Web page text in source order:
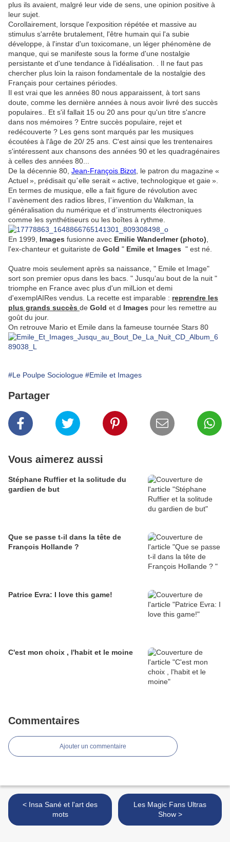
plus ils avaient, malgré leur vide de sens, une opinion positive à
leur sujet.
Corollairement, lorsque l'exposition répétée et massive au
stimulus s'arrête brutalement, l'être humain qui l'a subie
développe, à l'instar d'un toxicomane, un léger phénomène de
manque, qui se manifeste sous la forme d'une nostalgie
persistante et d'une tendance à l'idéalisation. . Il ne faut pas
chercher plus loin la raison fondamentale de la nostalgie des
Français pour certaines périodes.
Il est vrai que les années 80 nous apparaissent, à tort sans
doute, comme les dernière années à nous avoir livré des succès
populaires.. Et s'il fallait 15 ou 20 ans pour qu'un titre s'ancre
dans nos mémoires ? Entre succès populaire, rejet et
redécouverte ? Les gens sont marqués par les musiques
écoutées à l'âge de 20/ 25 ans. C'est ainsi que les trentenaires
s'intéressent aux chansons des années 90 et les quadragénaires
à celles des années 80...
De la décennie 80, Jean-François Bizot , le patron du magazine «
Actuel», prédisait qu’elle serait « active, technologique et gaie».
En termes de musique, elle a fait figure de révolution avec
l’avènement des radios libres, l’invention du Walkman, la
généralisation du numérique et d’instruments électroniques
comme les synthétiseurs ou les boîtes à rythme.
En 1999, Images fusionne avec Emilie Wanderlmer (photo)
l'ex-chanteur et guitariste de Gold " Emile et Images " est né.
Quatre mois seulement après sa naissance, " Emile et Image"
sort son premier opus dans les bacs. " Jusqu'au bout de la nuit "
triomphe en France avec plus d'un milLion et demi
d'exemplAIRes vendus. La recette est imparable : reprendre les
plus grands succès de Gold et d Images pour les remettre au
goût du jour.
On retrouve Mario et Emile dans la fameuse tournée Stars 80
#Le Poulpe Sociologue #Emile et Images
Partager
Vous aimerez aussi
Stéphane Ruffier et la solitude du
gardien de but
Que se passe t-il dans la tête de
François Hollande ?
Patrice Evra: I love this game!
C'est mon choix , l'habit et le moine
Commentaires
Ajouter un commentaire
< Insa Sané et l'art des
mots
Les Magic Fans Ultras
Show >